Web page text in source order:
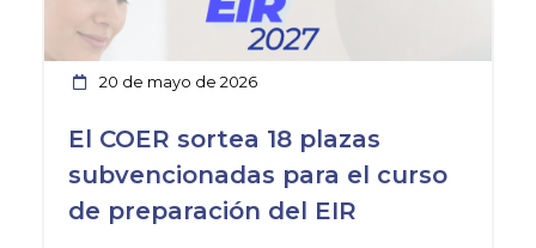
20 de mayo de 2026
El COER sortea 18 plazas
subvencionadas para el curso
de preparación del EIR